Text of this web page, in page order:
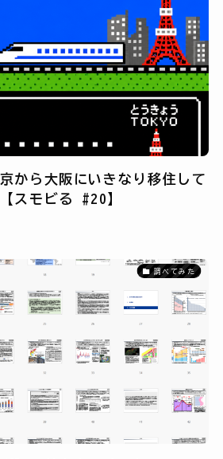
から大阪にいきなり移住して
スモビる #20】
調べてみた